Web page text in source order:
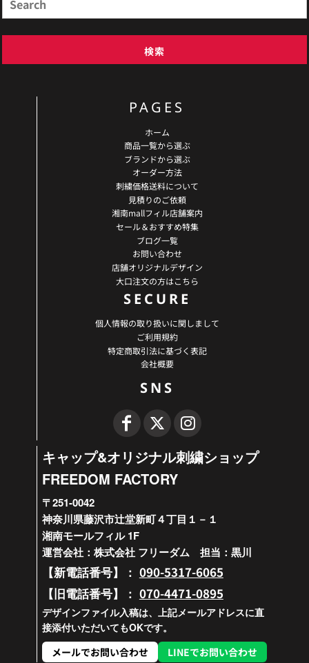
検索
PAGES
ホーム
商品一覧から選ぶ
ブランドから選ぶ
オーダー方法
刺繍価格送料について
見積りのご依頼
湘南mallフィル店舗案内
セール＆おすすめ特集
ブログ一覧
お問い合わせ
店舗オリジナルデザイン
大口注文の方はこちら
SECURE
個人情報の取り扱いに関しまして
ご利用規約
特定商取引法に基づく表記
会社概要
SNS
キャップ&オリジナル刺繍ショップ
FREEDOM FACTORY
〒251-0042
神奈川県藤沢市辻堂新町４丁目１－１
湘南モールフィル 1F
運営会社：株式会社 フリーダム 担当：黒川
【新電話番号】： 090-5317-6065
【旧電話番号】： 070-4471-0895
デザインファイル入稿は、上記メールアドレスに直
接添付いただいてもOKです。
メールでお問い合わせ
LINEでお問い合わせ